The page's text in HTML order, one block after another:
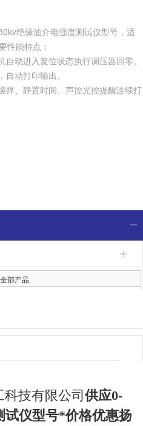
绝缘油介电强度测试仪型号，适
性能特点：
动进入复位状态执行调压器回零。
动打印输出。
拌、静置时间、声控光控提醒连续打
油样的不均匀和气泡。
部产品
技有限公司 供应0-
试仪型号*价格优惠扬